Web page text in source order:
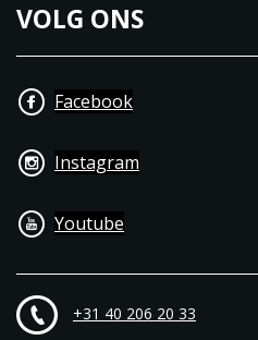
VOLG ONS
Facebook
Instagram
Youtube
+31 40 206 20 33